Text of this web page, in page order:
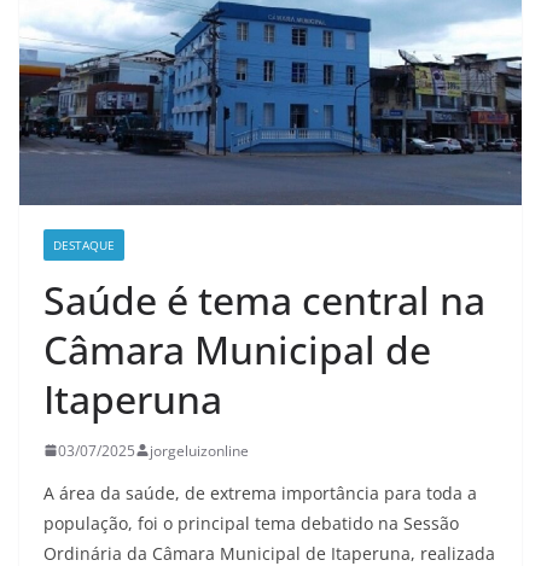
DESTAQUE
Saúde é tema central na
Câmara Municipal de
Itaperuna
03/07/2025 jorgeluizonline
A área da saúde, de extrema importância para toda a
população, foi o principal tema debatido na Sessão
Ordinária da Câmara Municipal de Itaperuna, realizada